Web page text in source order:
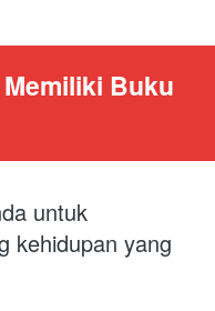
Buku
untuk
kehidupan yang